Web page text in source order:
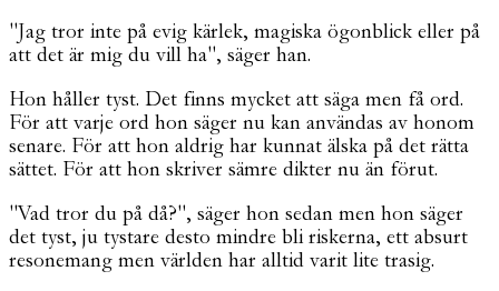
"Jag tror inte på evig kärlek, magiska ögonblick eller på
att det är mig du vill ha", säger han.
Hon håller tyst. Det finns mycket att säga men få ord.
För att varje ord hon säger nu kan användas av honom
senare. För att hon aldrig har kunnat älska på det rätta
sättet. För att hon skriver sämre dikter nu än förut.
"Vad tror du på då?", säger hon sedan men hon säger
det tyst, ju tystare desto mindre bli riskerna, ett absurt
resonemang men världen har alltid varit lite trasig.